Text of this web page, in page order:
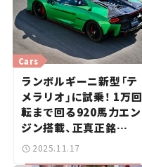
Cars
ランボルギーニ新型「テ
メラリオ」に試乗！ 1万回
転まで回る920馬力エン
ジン搭載、正真正銘
の“Fuoriclasse（規格
2025.11.17